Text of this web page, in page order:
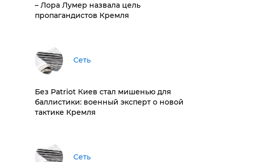
– Лора Лумер назвала цель
пропагандистов Кремля
Сеть
​Без Patriot Киев стал мишенью для
баллистики: военный эксперт о новой
тактике Кремля
Сеть